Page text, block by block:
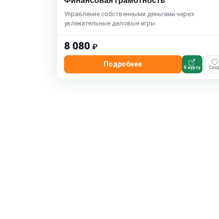
Управление собственными деньгами через
увлекательные деловые игры
8 080 ₽
Подробнее К курсу Сохр.